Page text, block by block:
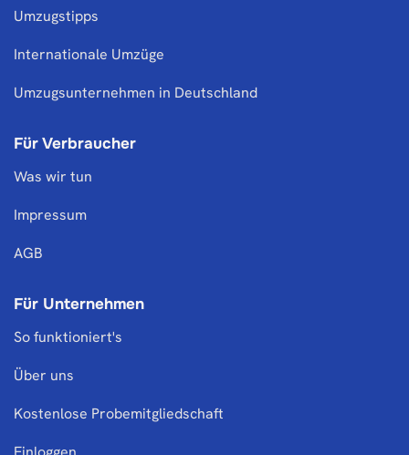
Umzugstipps
Internationale Umzüge
Umzugsunternehmen in Deutschland
Für Verbraucher
Was wir tun
Impressum
AGB
Für Unternehmen
So funktioniert's
Über uns
Kostenlose Probemitgliedschaft